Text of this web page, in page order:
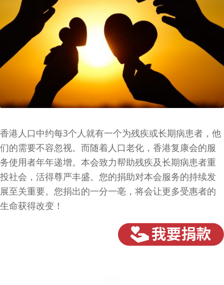
香港人口中约每3个人就有一个为残疾或长期病患者，他
们的需要不容忽视。而随着人口老化，香港复康会的服
务使用者年年递增。本会致力帮助残疾及长期病患者重
投社会，活得尊严丰盛。您的捐助对本会服务的持续发
展至关重要。您捐出的一分一亳，将会让更多受惠者的
生命获得改变！